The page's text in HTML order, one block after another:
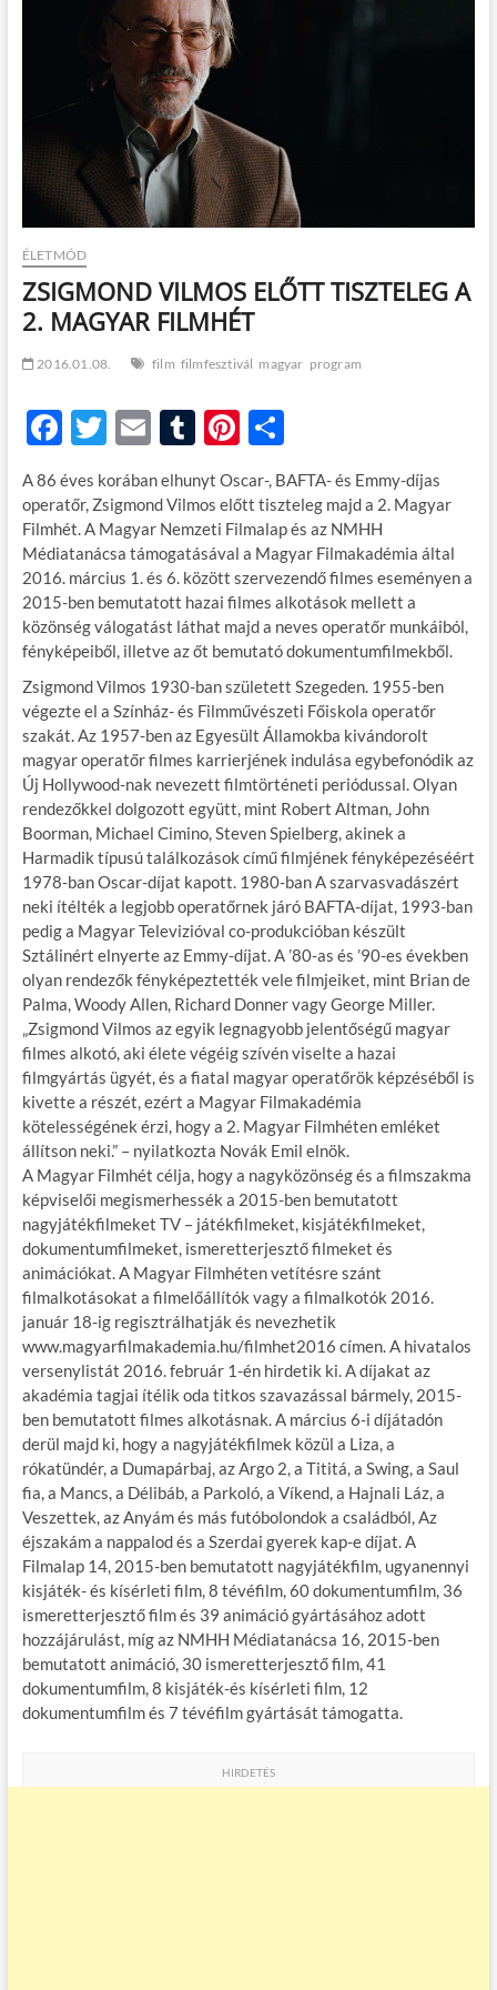
ÉLETMÓD
ZSIGMOND VILMOS ELŐTT TISZTELEG A
2. MAGYAR FILMHÉT
2016.01.08. film filmfesztivál magyar program
F
e
b
o
o
k
T
itt
er
E
ail
T
m
bl
r
Pi
er
es
t
O
za
m
e
g
A 86 éves korában elhunyt Oscar-, BAFTA- és Emmy-díjas
operatőr, Zsigmond Vilmos előtt tiszteleg majd a 2. Magyar
Filmhét. A Magyar Nemzeti Filmalap és az NMHH
Médiatanácsa támogatásával a Magyar Filmakadémia által
2016. március 1. és 6. között szervezendő filmes eseményen a
2015-ben bemutatott hazai filmes alkotások mellett a
közönség válogatást láthat majd a neves operatőr munkáiból,
fényképeiből, illetve az őt bemutató dokumentumfilmekből.
Zsigmond Vilmos 1930-ban született Szegeden. 1955-ben
végezte el a Színház- és Filmművészeti Főiskola operatőr
szakát. Az 1957-ben az Egyesült Államokba kivándorolt
magyar operatőr filmes karrierjének indulása egybefonódik az
Új Hollywood-nak nevezett filmtörténeti periódussal. Olyan
rendezőkkel dolgozott együtt, mint Robert Altman, John
Boorman, Michael Cimino, Steven Spielberg, akinek a
Harmadik típusú találkozások című filmjének fényképezéséért
1978-ban Oscar-díjat kapott. 1980-ban A szarvasvadászért
neki ítélték a legjobb operatőrnek járó BAFTA-díjat, 1993-ban
pedig a Magyar Televizióval co-produkcióban készült
Sztálinért elnyerte az Emmy-díjat. A ’80-as és ’90-es években
olyan rendezők fényképeztették vele filmjeiket, mint Brian de
Palma, Woody Allen, Richard Donner vagy George Miller.
„Zsigmond Vilmos az egyik legnagyobb jelentőségű magyar
filmes alkotó, aki élete végéig szívén viselte a hazai
filmgyártás ügyét, és a fiatal magyar operatőrök képzéséből is
kivette a részét, ezért a Magyar Filmakadémia
kötelességének érzi, hogy a 2. Magyar Filmhéten emléket
állítson neki.” – nyilatkozta Novák Emil elnök.
A Magyar Filmhét célja, hogy a nagyközönség és a filmszakma
képviselői megismerhessék a 2015-ben bemutatott
nagyjátékfilmeket TV – játékfilmeket, kisjátékfilmeket,
dokumentumfilmeket, ismeretterjesztő filmeket és
animációkat. A Magyar Filmhéten vetítésre szánt
filmalkotásokat a filmelőállítók vagy a filmalkotók 2016.
január 18-ig regisztrálhatják és nevezhetik
www.magyarfilmakademia.hu/filmhet2016 címen. A hivatalos
versenylistát 2016. február 1-én hirdetik ki. A díjakat az
akadémia tagjai ítélik oda titkos szavazással bármely, 2015-
ben bemutatott filmes alkotásnak. A március 6-i díjátadón
derül majd ki, hogy a nagyjátékfilmek közül a Liza, a
rókatündér, a Dumapárbaj, az Argo 2, a Tititá, a Swing, a Saul
fia, a Mancs, a Délibáb, a Parkoló, a Víkend, a Hajnali Láz, a
Veszettek, az Anyám és más futóbolondok a családból, Az
éjszakám a nappalod és a Szerdai gyerek kap-e díjat. A
Filmalap 14, 2015-ben bemutatott nagyjátékfilm, ugyanennyi
kisjáték- és kísérleti film, 8 tévéfilm, 60 dokumentumfilm, 36
ismeretterjesztő film és 39 animáció gyártásához adott
hozzájárulást, míg az NMHH Médiatanácsa 16, 2015-ben
bemutatott animáció, 30 ismeretterjesztő film, 41
dokumentumfilm, 8 kisjáték-és kísérleti film, 12
dokumentumfilm és 7 tévéfilm gyártását támogatta.
HIRDETÉS